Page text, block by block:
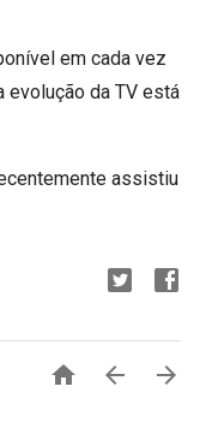
em cada vez
da TV está
assistiu
  